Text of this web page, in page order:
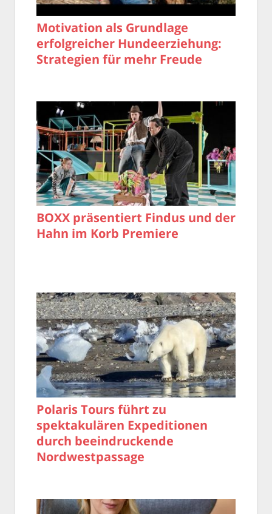
Motivation als Grundlage
erfolgreicher Hundeerziehung:
Strategien für mehr Freude
BOXX präsentiert Findus und der
Hahn im Korb Premiere
Polaris Tours führt zu
spektakulären Expeditionen
durch beeindruckende
Nordwestpassage